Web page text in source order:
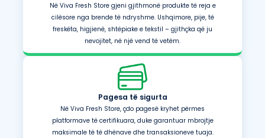
Në Viva Fresh Store gjeni gjithmonë produkte të reja e
cilësore nga brende të ndryshme. Ushqimore, pije, të
freskëta, higjienë, shtëpiake e tekstil – gjithçka që ju
nevojitet, në një vend të vetëm.
Pagesa të sigurta
Në Viva Fresh Store, çdo pagesë kryhet përmes
platformave të certifikuara, duke garantuar mbrojtje
maksimale të të dhënave dhe transaksioneve tuaja.